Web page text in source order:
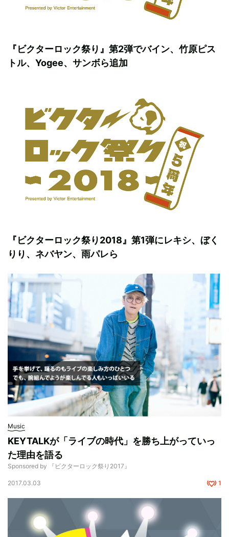
『ビクターロック祭り』第2弾でバイン、竹原ピス
トル、Yogee、サンボら追加
『ビクターロック祭り2018』第1弾にレキシ、ぼく
りり、ネバヤン、雨パレら
Music
KEYTALKが「ライブの時代」を勝ち上がっていっ
た理由を語る
Sponsored by 『ビクターロック祭り2017』
2017.03.03 1